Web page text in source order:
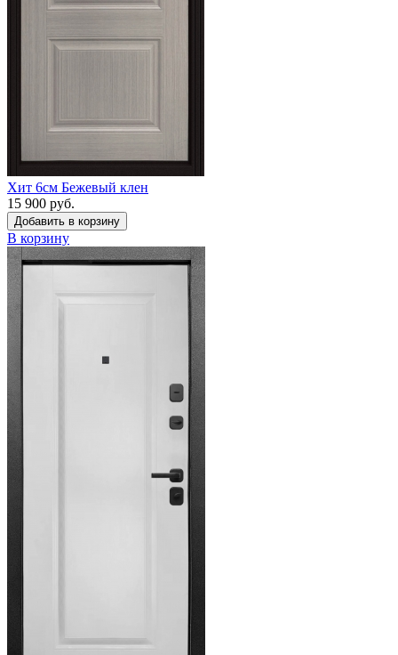
Хит 6см Бежевый клен
15 900 руб.
Добавить в корзину
В корзину